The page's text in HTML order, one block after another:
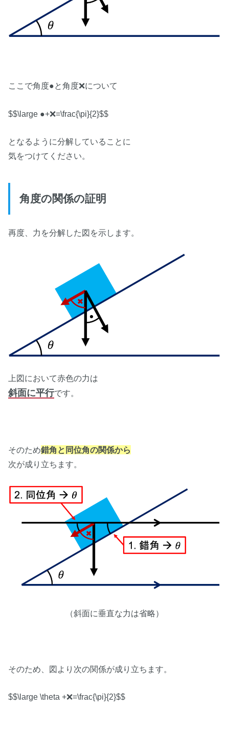
ここで角度●と角度❌について
$$\large ●+❌=\frac{\pi}{2}$$
となるように分解していることに
気をつけてください。
角度の関係の証明
再度、力を分解した図を示します。
上図において赤色の力は
斜面に平行です。
そのため錯角と同位角の関係から
次が成り立ちます。
（斜面に垂直な力は省略）
そのため、図より次の関係が成り立ちます。
$$\large \theta +❌=\frac{\pi}{2}$$